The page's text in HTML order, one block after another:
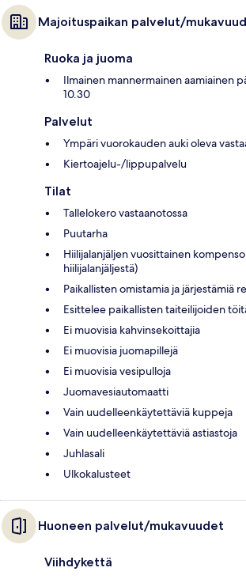
Majoituspaikan palvelut/
Ruoka ja juoma
Ilmainen mannermainen aamiainen
10.30
Palvelut
Ympäri vuorokauden auki oleva
Kiertoajelu-/lippupalvelu
Tilat
Tallelokero vastaanotossa
Puutarha
Hiilijalanjäljen vuosittainen
hiilijalanjäljestä)
Paikallisten omistamia ja järjestämiä
Esittelee paikallisten taiteilijoiden
Ei muovisia kahvinsekoittajia
Ei muovisia juomapillejä
Ei muovisia vesipulloja
Juomavesiautomaatti
Vain uudelleenkäytettäviä kuppeja
Vain uudelleenkäytettäviä astiastoja
Juhlasali
Ulkokalusteet
Huoneen palvelut/mukavuudet
Viihdykettä